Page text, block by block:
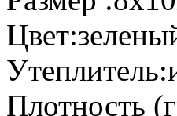
Цвет:
Утеплитель:
Плотность